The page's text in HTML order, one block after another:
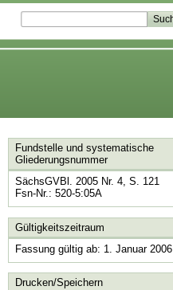
Fundstelle und systematische
Gliederungsnummer
SächsGVBl. 2005 Nr. 4, S. 121
Fsn-Nr.: 520-5:05A
Gültigkeitszeitraum
Fassung gültig ab: 1. Januar 2006
Drucken/Speichern